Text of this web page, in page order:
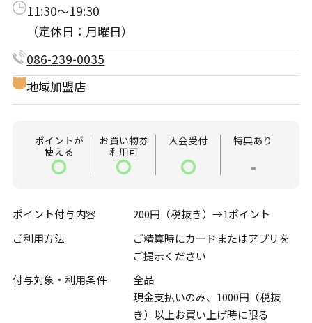
11:30～19:30
（定休日：月曜日）
086-239-0035
地域加盟店
ポイントが
使える
〇
お買い物券
利用可
〇
入会受付
〇
特典あり
-
ポイント付与内容
200円（税抜き）→1ポイント
ご利用方法
ご精算時にカードまたはアプリを
ご提示ください
付与対象・利用条件
全品
現金支払いのみ、1000円（税抜
き）以上お買い上げ時に限る